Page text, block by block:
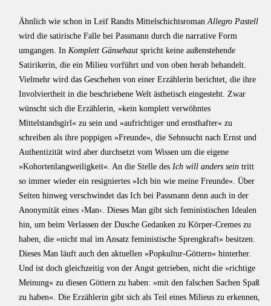
Ähnlich wie schon in Leif Randts Mittelschichtsroman Allegro Pastell
wird die satirische Falle bei Passmann durch die narrative Form
umgangen. In Komplett Gänsehaut spricht keine außenstehende
Satirikerin, die ein Milieu vorführt und von oben herab behandelt.
Vielmehr wird das Geschehen von einer Erzählerin berichtet, die ihre
Involviertheit in die beschriebene Welt ästhetisch eingesteht. Zwar
wünscht sich die Erzählerin, »kein komplett verwöhntes
Mittelstandsgirl« zu sein und »aufrichtiger und ernsthafter« zu
schreiben als ihre poppigen »Freunde«, die Sehnsucht nach Ernst und
Authentizität wird aber durchsetzt vom Wissen um die eigene
»Kohortenlangweiligkeit«. An die Stelle des Ich will anders sein tritt
so immer wieder ein resigniertes »Ich bin wie meine Freunde«. Über
Seiten hinweg verschwindet das Ich bei Passmann denn auch in der
Anonymität eines ›Man‹. Dieses Man gibt sich feministischen Idealen
hin, um beim Verlassen der Dusche Gedanken zu Körper-Cremes zu
haben, die »nicht mal im Ansatz feministische Sprengkraft« besitzen.
Dieses Man läuft auch den aktuellen »Popkultur-Göttern« hinterher.
Und ist doch gleichzeitig von der Angst getrieben, nicht die »richtige
Meinung« zu diesen Göttern zu haben: »mit den falschen Sachen Spaß
zu haben«. Die Erzählerin gibt sich als Teil eines Milieus zu erkennen,